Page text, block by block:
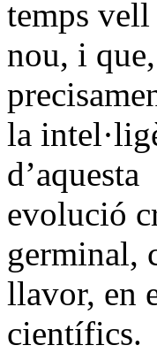
temps
nou, i
la
d’aquesta
evolució
germinal,
llavor, en
científics.